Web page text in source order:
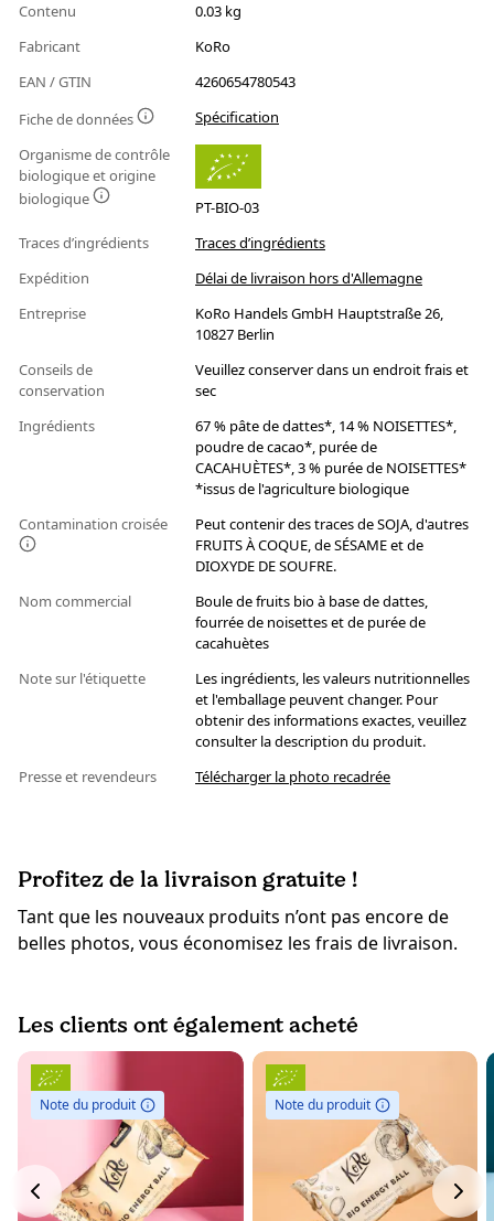
Contenu
0.03 kg
Fabricant
KoRo
EAN / GTIN
4260654780543
Fiche de données
Spécification
Organisme de contrôle
biologique et origine
biologique
PT-BIO-03
Traces d’ingrédients
Traces d’ingrédients
Expédition
Délai de livraison hors d'Allemagne
Entreprise
KoRo Handels GmbH Hauptstraße 26,
10827 Berlin
Conseils de
conservation
Veuillez conserver dans un endroit frais et
sec
Ingrédients
67 % pâte de dattes*, 14 % NOISETTES*,
poudre de cacao*, purée de
CACAHUÈTES*, 3 % purée de NOISETTES*
*issus de l'agriculture biologique
Contamination croisée
Peut contenir des traces de SOJA, d'autres
FRUITS À COQUE, de SÉSAME et de
DIOXYDE DE SOUFRE.
Nom commercial
Boule de fruits bio à base de dattes,
fourrée de noisettes et de purée de
cacahuètes
Note sur l'étiquette
Les ingrédients, les valeurs nutritionnelles
et l'emballage peuvent changer. Pour
obtenir des informations exactes, veuillez
consulter la description du produit.
Presse et revendeurs
Télécharger la photo recadrée
Profitez de la livraison gratuite !
Tant que les nouveaux produits n’ont pas encore de
belles photos, vous économisez les frais de livraison.
Les clients ont également acheté
Note du produit Note du produit